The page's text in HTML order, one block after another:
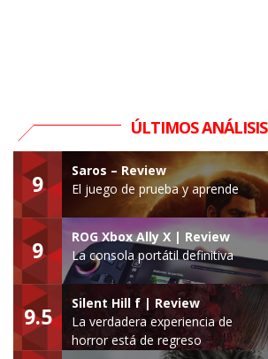
ÚLTIMOS ANÁLISIS
9
Saros – Review
El juego de prueba y aprende
9
ROG Xbox Ally X | Review
La consola portátil definitiva
9.5
Silent Hill f | Review
La verdadera experiencia de
horror está de regreso